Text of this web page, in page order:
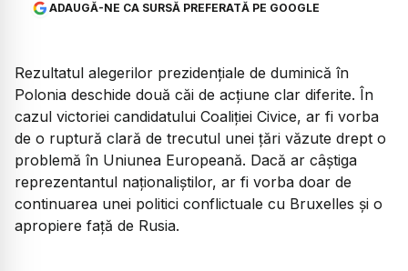
ADAUGĂ-NE CA SURSĂ PREFERATĂ PE GOOGLE
Rezultatul alegerilor prezidențiale de duminică în
Polonia deschide două căi de acțiune clar diferite. În
cazul victoriei candidatului Coaliției Civice, ar fi vorba
de o ruptură clară de trecutul unei țări văzute drept o
problemă în Uniunea Europeană. Dacă ar câștiga
reprezentantul naționaliștilor, ar fi vorba doar de
continuarea unei politici conflictuale cu Bruxelles și o
apropiere față de Rusia.